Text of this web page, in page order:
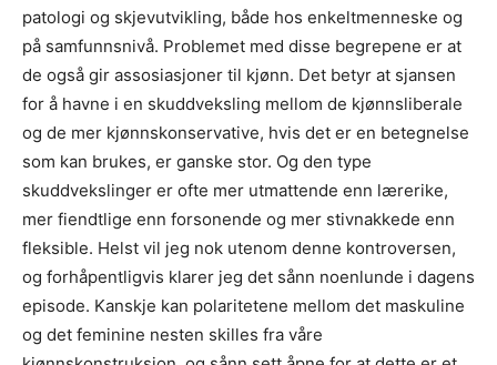
patologi og skjevutvikling, både hos enkeltmenneske og
på samfunnsnivå. Problemet med disse begrepene er at
de også gir assosiasjoner til kjønn. Det betyr at sjansen
for å havne i en skuddveksling mellom de kjønnsliberale
og de mer kjønnskonservative, hvis det er en betegnelse
som kan brukes, er ganske stor. Og den type
skuddvekslinger er ofte mer utmattende enn lærerike,
mer fiendtlige enn forsonende og mer stivnakkede enn
fleksible. Helst vil jeg nok utenom denne kontroversen,
og forhåpentligvis klarer jeg det sånn noenlunde i dagens
episode. Kanskje kan polaritetene mellom det maskuline
og det feminine nesten skilles fra våre